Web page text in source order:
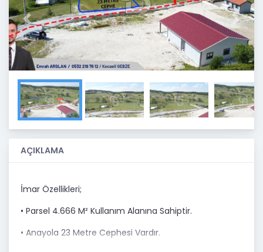
Previous Next
AÇIKLAMA
İmar Özellikleri;
• Parsel 4.666 M² Kullanım Alanına Sahiptir.
• Anayola 23 Metre Cephesi Vardır.